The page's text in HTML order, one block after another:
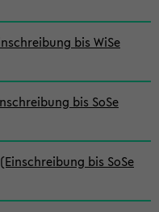
bis WiSe
bis SoSe
bis SoSe